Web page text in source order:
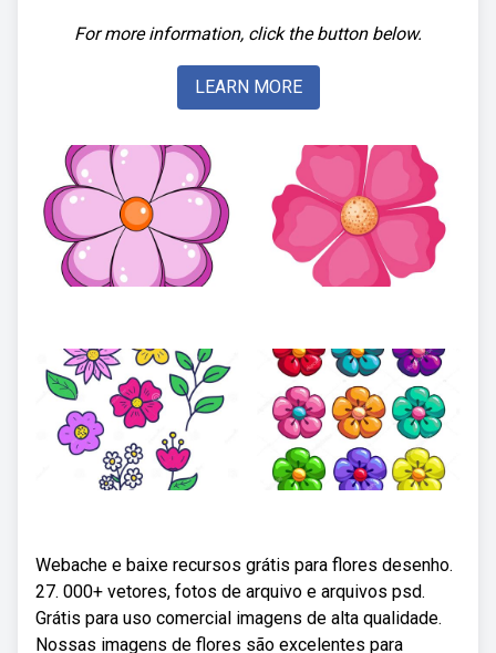
For more information, click the button below.
LEARN MORE
Webache e baixe recursos grátis para flores desenho.
27. 000+ vetores, fotos de arquivo e arquivos psd.
Grátis para uso comercial imagens de alta qualidade.
Nossas imagens de flores são excelentes para